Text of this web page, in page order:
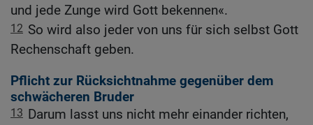
und jede Zunge wird Gott bekennen«.
12 So wird also jeder von uns für sich selbst Gott
Rechenschaft geben.
Pflicht zur Rücksichtnahme gegenüber dem
schwächeren Bruder
13 Darum lasst uns nicht mehr einander richten,